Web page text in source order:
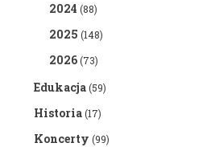
2024 (88)
2025 (148)
2026(73)
Edukacja(59)
Historia(17)
Koncerty (99)